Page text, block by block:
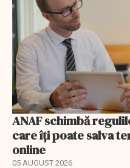
ANAF schimbă
care îți poate salva
online
05 AUGUST 2026